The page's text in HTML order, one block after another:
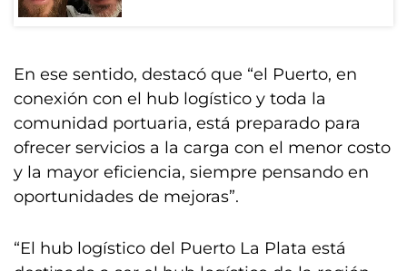
En ese sentido, destacó que “el Puerto, en
conexión con el hub logístico y toda la
comunidad portuaria, está preparado para
ofrecer servicios a la carga con el menor costo
y la mayor eficiencia, siempre pensando en
oportunidades de mejoras”.
“El hub logístico del Puerto La Plata está